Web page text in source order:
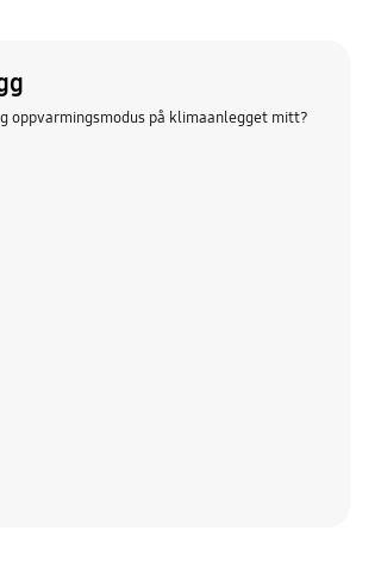
oppvarmingsmodus på klimaanlegget mitt?